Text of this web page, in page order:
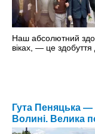
Наш абсолютний
віках, — це здобуття
Гута Пеняцька
Волині. Велика